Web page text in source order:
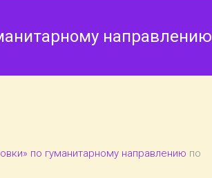
направлению
по гуманитарному направлению по